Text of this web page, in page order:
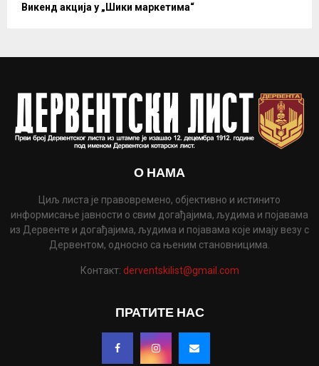
Викенд акција у „Шики маркетима“
О НАМА
Циљ листа је правовремено, објективно и истинито
информисање јавности о свим догађајима, људима и појавама
из Дервенте и догађајима, људима и појавама које имају везу с
Дервентом, односно са њеним становницима.
Контакт: derventskilist@gmail.com
ПРАТИТЕ НАС